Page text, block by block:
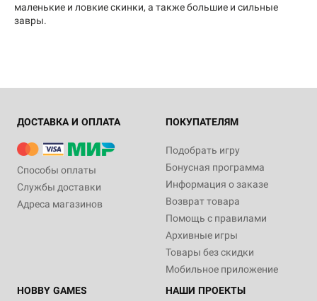
маленькие и ловкие скинки, а также большие и сильные
завры.
ДОСТАВКА И ОПЛАТА
Способы оплаты
Службы доставки
Адреса магазинов
ПОКУПАТЕЛЯМ
Подобрать игру
Бонусная программа
Информация о заказе
Возврат товара
Помощь с правилами
Архивные игры
Товары без скидки
Мобильное приложение
HOBBY GAMES
НАШИ ПРОЕКТЫ